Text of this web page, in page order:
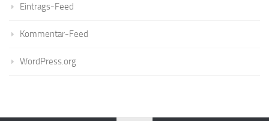
Eintrags-Feed
Kommentar-Feed
WordPress.org